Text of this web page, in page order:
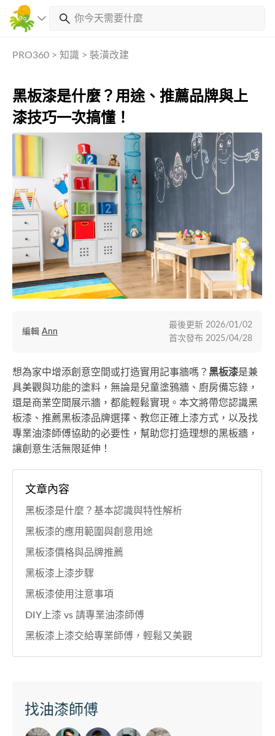
PRO360 > 知識 > 裝潢改建
黑板漆是什麼？用途、推薦品牌與上
漆技巧一次搞懂！
想為家中增添創意空間或打造實用記事牆嗎？ 黑板漆是兼
具美觀與功能的塗料，無論是兒童塗鴉牆、廚房備忘錄，
還是商業空間展示牆，都能輕鬆實現。本文將帶您認識黑
板漆、推薦黑板漆品牌選擇、教您正確上漆方式，以及找
專業油漆師傅協助的必要性，幫助您打造理想的黑板牆，
讓創意生活無限延伸！
編輯 Ann
最後更新 2026/01/02
首次發布 2025/04/28
文章內容
黑板漆是什麼？基本認識與特性解析
黑板漆的應用範圍與創意用途
黑板漆價格與品牌推薦
黑板漆上漆步驟
黑板漆使用注意事項
DIY上漆 vs 請專業油漆師傅
黑板漆上漆交給專業師傅，輕鬆又美觀
找油漆師傅